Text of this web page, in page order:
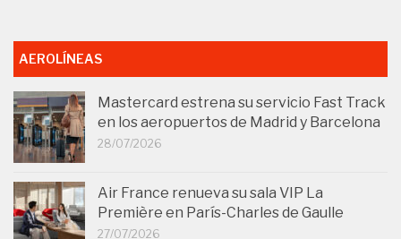
AEROLÍNEAS
Mastercard estrena su servicio Fast Track
en los aeropuertos de Madrid y Barcelona
28/07/2026
Air France renueva su sala VIP La
Première en París-Charles de Gaulle
27/07/2026